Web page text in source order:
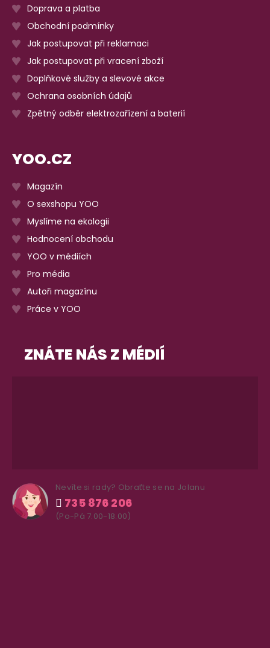
Doprava a platba
Obchodní podmínky
Jak postupovat při reklamaci
Jak postupovat při vracení zboží
Doplňkové služby a slevové akce
Ochrana osobních údajů
Zpětný odběr elektrozařízení a baterií
YOO.CZ
Magazín
O sexshopu YOO
Myslíme na ekologii
Hodnocení obchodu
YOO v médiích
Pro média
Autoři magazínu
Práce v YOO
ZNÁTE NÁS Z MÉDIÍ
Nevíte si rady? Obraťte se na Jolanu
735 876 206
(Po-Pá 7.00-18.00)